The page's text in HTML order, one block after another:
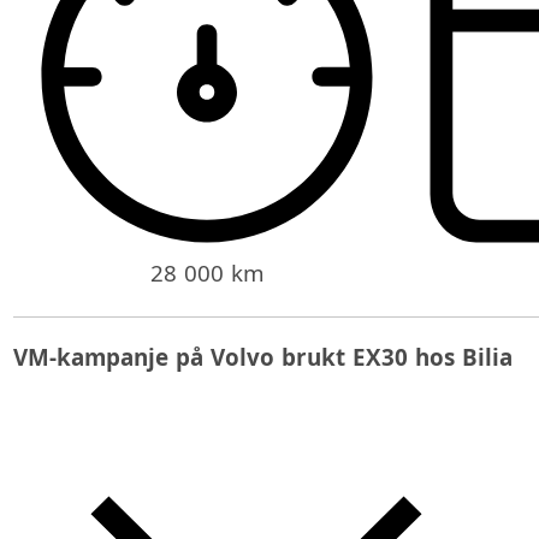
28 000 km
VM-kampanje på Volvo brukt EX30 hos Bilia